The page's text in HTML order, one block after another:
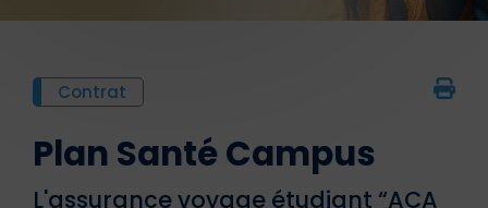
Contrat
Plan Santé Campus
L'assurance voyage étudiant “ACA